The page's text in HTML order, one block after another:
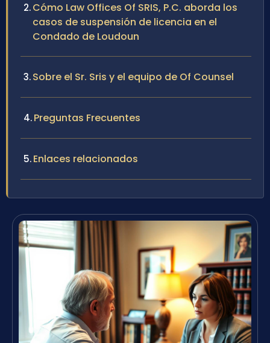
Cómo Law Offices Of SRIS, P.C. aborda los
casos de suspensión de licencia en el
Condado de Loudoun
Sobre el Sr. Sris y el equipo de Of Counsel
Preguntas Frecuentes
Enlaces relacionados